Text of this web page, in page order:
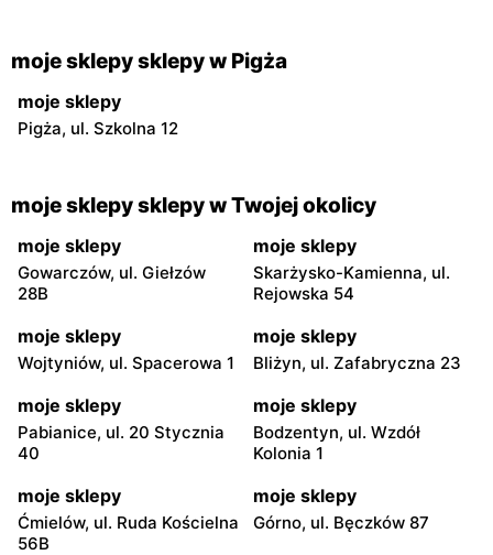
moje sklepy sklepy w Pigża
moje sklepy
Pigża, ul. Szkolna 12
moje sklepy sklepy w Twojej okolicy
moje sklepy
Gowarczów, ul. Giełzów
28B
moje sklepy
Skarżysko-Kamienna, ul.
Rejowska 54
moje sklepy
Wojtyniów, ul. Spacerowa 1
moje sklepy
Bliżyn, ul. Zafabryczna 23
moje sklepy
Pabianice, ul. 20 Stycznia
40
moje sklepy
Bodzentyn, ul. Wzdół
Kolonia 1
moje sklepy
Ćmielów, ul. Ruda Kościelna
56B
moje sklepy
Górno, ul. Bęczków 87